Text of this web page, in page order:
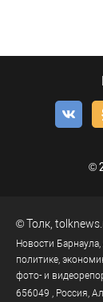
©
©Толк
Новости
политике,
фото- и
656049
, Россия,